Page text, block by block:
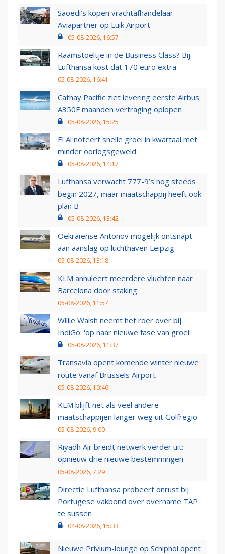
Saoedi’s kopen vrachtafhandelaar
Aviapartner op Luik Airport
05-08-2026, 16:57
Raamstoeltje in de Business Class? Bij
Lufthansa kost dat 170 euro extra
05-08-2026, 16:41
Cathay Pacific ziet levering eerste Airbus
A350F maanden vertraging oplopen
05-08-2026, 15:25
El Al noteert snelle groei in kwartaal met
minder oorlogsgeweld
05-08-2026, 14:17
Lufthansa verwacht 777-9’s nog steeds
begin 2027, maar maatschappij heeft ook
plan B
05-08-2026, 13:42
Oekraïense Antonov mogelijk ontsnapt
aan aanslag op luchthaven Leipzig
05-08-2026, 13:18
KLM annuleert meerdere vluchten naar
Barcelona door staking
05-08-2026, 11:57
Willie Walsh neemt het roer over bij
IndiGo: 'op naar nieuwe fase van groei'
05-08-2026, 11:37
Transavia opent komende winter nieuwe
route vanaf Brussels Airport
05-08-2026, 10:46
KLM blijft net als veel andere
maatschappijen langer weg uit Golfregio
05-08-2026, 9:00
Riyadh Air breidt netwerk verder uit:
opnieuw drie nieuwe bestemmingen
05-08-2026, 7:29
Directie Lufthansa probeert onrust bij
Portugese vakbond over overname TAP
te sussen
04-08-2026, 15:33
Nieuwe Privium-lounge op Schiphol opent